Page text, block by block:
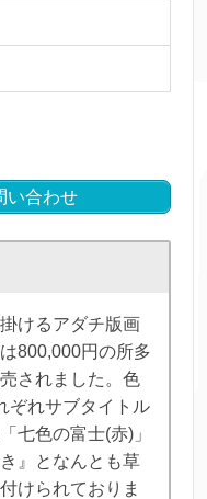
い合わせ
けるアダチ版画
800,000円の所多
されました。色
ぞれサブタイトル
七色の富士(赤)」
』となんとも草
けられておりま